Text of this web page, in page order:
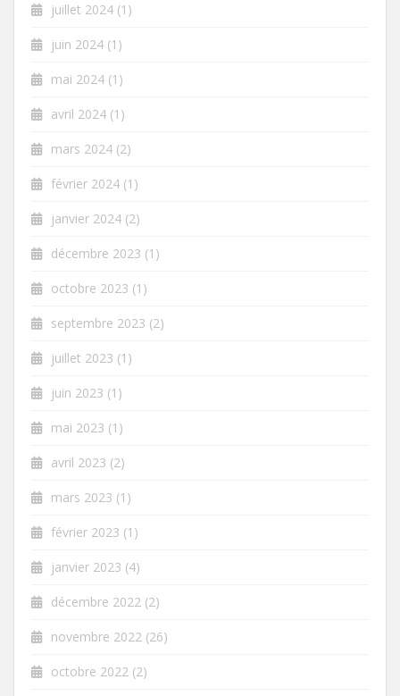
juillet 2024 (1)
juin 2024 (1)
mai 2024 (1)
avril 2024 (1)
mars 2024 (2)
février 2024 (1)
janvier 2024 (2)
décembre 2023 (1)
octobre 2023 (1)
septembre 2023 (2)
juillet 2023 (1)
juin 2023 (1)
mai 2023 (1)
avril 2023 (2)
mars 2023 (1)
février 2023 (1)
janvier 2023 (4)
décembre 2022 (2)
novembre 2022 (26)
octobre 2022 (2)